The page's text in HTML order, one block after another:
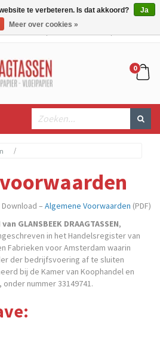
0
/
Download – Algemene Voorwaarden (PDF)
GLANSBEEK DRAAGTASSEN,
in het Handelsregister van
Fabrieken voor Amsterdam waarin
der bedrijfsvoering af te sluiten
bij de Kamer van Koophandel en
nummer 33149741.
te verbeteren. Is dat akkoord?
Ja
Meer over cookies »